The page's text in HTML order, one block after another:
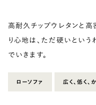
高耐久チップウレタンと高
り心地は、ただ硬いという
でいきます。
ローソファ 広く、低く、